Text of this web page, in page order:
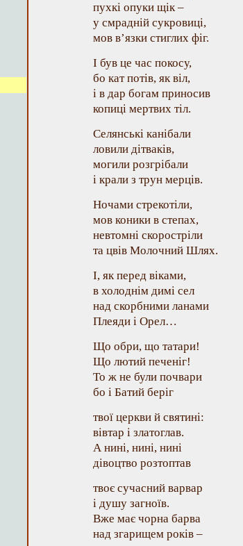
пухкі опуки щік –
у смрадній сукровиці,
мов в’язки стиглих фіг.
І був це час покосу,
бо кат потів, як віл,
і в дар богам приносив
копиці мертвих тіл.
Селянські канібали
ловили дітваків,
могили розгрібали
і крали з трун мерців.
Ночами стрекотіли,
мов коники в степах,
невтомні скоростріли
та цвів Молочний Шлях.
І, як перед віками,
в холоднім димі сел
над скорбними ланами
Плеяди і Орел…
Що обри, що татари!
Що лютий печеніг!
То ж не були почвари
бо і Батий беріг
твої церкви й святині:
вівтар і златоглав.
А нині, нині, нині
дівоцтво розтоптав
твоє сучасний варвар
і душу загноїв.
Вже має чорна барва
над згарищем років –